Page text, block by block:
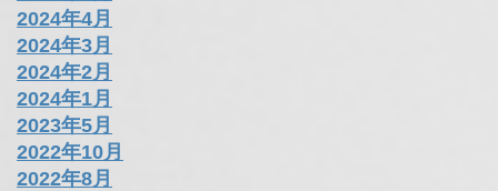
2024年4月
2024年3月
2024年2月
2024年1月
2023年5月
2022年10月
2022年8月